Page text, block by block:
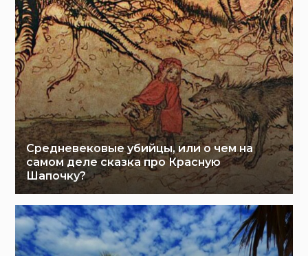
Средневековые убийцы, или о чем на
самом деле сказка про Красную
Шапочку?